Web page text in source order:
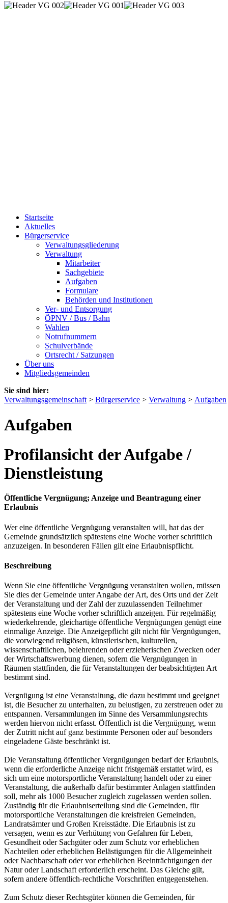
Startseite
Aktuelles
Bürgerservice
Verwaltungsgliederung
Verwaltung
Mitarbeiter
Sachgebiete
Aufgaben
Formulare
Behörden und Institutionen
Ver- und Entsorgung
ÖPNV / Bus / Bahn
Wahlen
Notrufnummern
Schulverbände
Ortsrecht / Satzungen
Über uns
Mitgliedsgemeinden
Sie sind hier:
Verwaltungsgemeinschaft > Bürgerservice > Verwaltung > Aufgaben
Aufgaben
Profilansicht der Aufgabe /
Dienstleistung
Öffentliche Vergnügung; Anzeige und Beantragung einer
Erlaubnis
Wer eine öffentliche Vergnügung veranstalten will, hat das der
Gemeinde grundsätzlich spätestens eine Woche vorher schriftlich
anzuzeigen. In besonderen Fällen gilt eine Erlaubnispflicht.
Beschreibung
Wenn Sie eine öffentliche Vergnügung veranstalten wollen, müssen
Sie dies der Gemeinde unter Angabe der Art, des Orts und der Zeit
der Veranstaltung und der Zahl der zuzulassenden Teilnehmer
spätestens eine Woche vorher schriftlich anzeigen. Für regelmäßig
wiederkehrende, gleichartige öffentliche Vergnügungen genügt eine
einmalige Anzeige. Die Anzeigepflicht gilt nicht für Vergnügungen,
die vorwiegend religiösen, künstlerischen, kulturellen,
wissenschaftlichen, belehrenden oder erzieherischen Zwecken oder
der Wirtschaftswerbung dienen, sofern die Vergnügungen in
Räumen stattfinden, die für Veranstaltungen der beabsichtigten Art
bestimmt sind.
Vergnügung ist eine Veranstaltung, die dazu bestimmt und geeignet
ist, die Besucher zu unterhalten, zu belustigen, zu zerstreuen oder zu
entspannen. Versammlungen im Sinne des Versammlungsrechts
werden hiervon nicht erfasst. Öffentlich ist die Vergnügung, wenn
der Zutritt nicht auf ganz bestimmte Personen oder auf besonders
eingeladene Gäste beschränkt ist.
Die Veranstaltung öffentlicher Vergnügungen bedarf der Erlaubnis,
wenn die erforderliche Anzeige nicht fristgemäß erstattet wird, es
sich um eine motorsportliche Veranstaltung handelt oder zu einer
Veranstaltung, die außerhalb dafür bestimmter Anlagen stattfinden
soll, mehr als 1000 Besucher zugleich zugelassen werden sollen.
Zuständig für die Erlaubniserteilung sind die Gemeinden, für
motorsportliche Veranstaltungen die kreisfreien Gemeinden,
Landratsämter und Großen Kreisstädte. Die Erlaubnis ist zu
versagen, wenn es zur Verhütung von Gefahren für Leben,
Gesundheit oder Sachgüter oder zum Schutz vor erheblichen
Nachteilen oder erheblichen Belästigungen für die Allgemeinheit
oder Nachbarschaft oder vor erheblichen Beeinträchtigungen der
Natur oder Landschaft erforderlich erscheint. Das Gleiche gilt,
sofern andere öffentlich-rechtliche Vorschriften entgegenstehen.
Zum Schutz dieser Rechtsgüter können die Gemeinden, für